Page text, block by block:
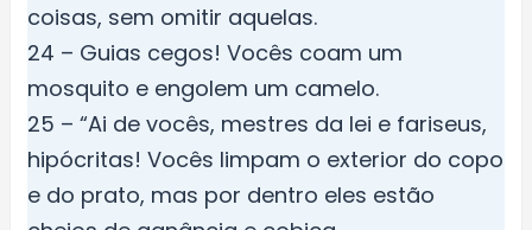
coisas, sem omitir aquelas.
24 – Guias cegos! Vocês coam um
mosquito e engolem um camelo.
25 – “Ai de vocês, mestres da lei e fariseus,
hipócritas! Vocês limpam o exterior do copo
e do prato, mas por dentro eles estão